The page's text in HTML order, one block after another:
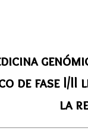
fase I/II
la